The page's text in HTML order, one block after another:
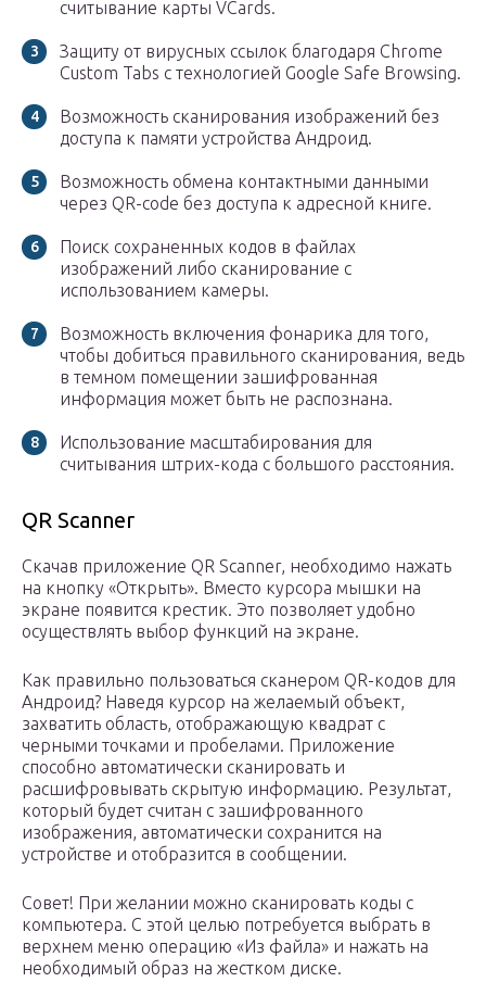
считывание карты VCards.
Защиту от вирусных ссылок благодаря Chrome
Custom Tabs с технологией Google Safe Browsing.
Возможность сканирования изображений без
доступа к памяти устройства Андроид.
Возможность обмена контактными данными
через QR-code без доступа к адресной книге.
Поиск сохраненных кодов в файлах
изображений либо сканирование с
использованием камеры.
Возможность включения фонарика для того,
чтобы добиться правильного сканирования, ведь
в темном помещении зашифрованная
информация может быть не распознана.
Использование масштабирования для
считывания штрих-кода с большого расстояния.
QR Scanner
Скачав приложение QR Scanner, необходимо нажать
на кнопку «Открыть». Вместо курсора мышки на
экране появится крестик. Это позволяет удобно
осуществлять выбор функций на экране.
Как правильно пользоваться сканером QR-кодов для
Андроид? Наведя курсор на желаемый объект,
захватить область, отображающую квадрат с
черными точками и пробелами. Приложение
способно автоматически сканировать и
расшифровывать скрытую информацию. Результат,
который будет считан с зашифрованного
изображения, автоматически сохранится на
устройстве и отобразится в сообщении.
Совет! При желании можно сканировать коды с
компьютера. С этой целью потребуется выбрать в
верхнем меню операцию «Из файла» и нажать на
необходимый образ на жестком диске.